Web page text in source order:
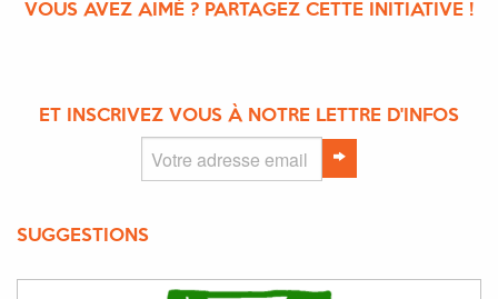
VOUS AVEZ AIMÉ ? PARTAGEZ CETTE INITIATIVE !
ET INSCRIVEZ VOUS À NOTRE LETTRE D'INFOS
SUGGESTIONS